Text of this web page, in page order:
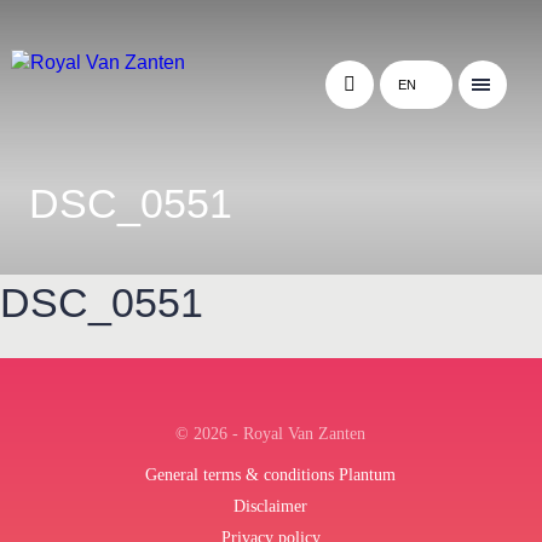
EN
DSC_0551
DSC_0551
© 2026 - Royal Van Zanten
General terms & conditions Plantum
Disclaimer
Privacy policy